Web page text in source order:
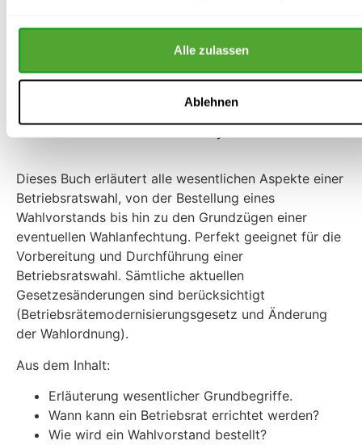
Alle zulassen
Ablehnen
Buch: „Betriebsratswahl“
durchführen.
Dieses Buch erläutert alle wesentlichen Aspekte einer
Betriebsratswahl, von der Bestellung eines
Wahlvorstands bis hin zu den Grundzügen einer
eventuellen Wahlanfechtung. Perfekt geeignet für die
Vorbereitung und Durchführung einer
Betriebsratswahl. Sämtliche aktuellen
Gesetzesänderungen sind berücksichtigt
(Betriebsrätemodernisierungsgesetz und Änderung
der Wahlordnung).
Aus dem Inhalt:
Erläuterung wesentlicher Grundbegriffe.
Wann kann ein Betriebsrat errichtet werden?
Wie wird ein Wahlvorstand bestellt?